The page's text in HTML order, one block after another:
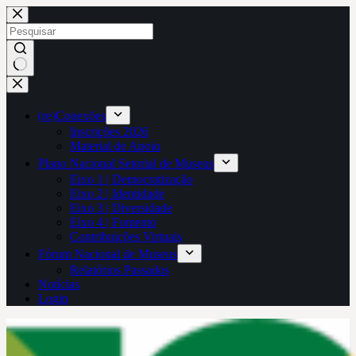
Pular
para
o
conteúdo
Sem
resultados
(re)Conexões
Inscrições 2026
Material de Apoio
Plano Nacional Setorial de Museus
Eixo 1 | Democratização
Eixo 2 | Identidade
Eixo 3 | Diversidade
Eixo 4 | Fomento
Contribuições Virtuais
Fórum Nacional de Museus
Relatórios Passados
Notícias
Login